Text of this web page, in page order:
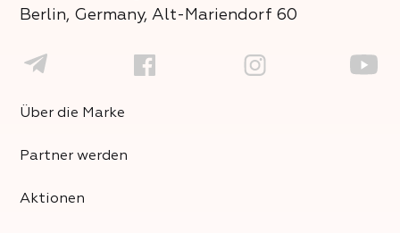
Berlin, Germany, Alt-Mariendorf 60
Über die Marke
Partner werden
Aktionen